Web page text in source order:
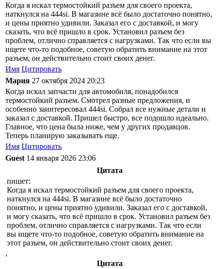
Когда я искал термостойкий разъем для своего проекта,
наткнулся на 444si. В магазине всё было достаточно понятно,
и цены приятно удивили. Заказал его с доставкой, и могу
сказать, что всё пришло в срок. Установил разъем без
проблем, отлично справляется с нагрузками. Так что если вы
ищете что-то подобное, советую обратить внимание на этот
разъем, он действительно стоит своих денег.
Имя Цитировать
Мария 27 октября 2024 20:23
Когда искал запчасти для автомобиля, понадобился
термостойкий разъем. Смотрел разные предложения, и
особенно заинтересовал 444si. Собрал все нужные детали и
заказал с доставкой. Пришел быстро, все подошло идеально.
Главное, что цена была ниже, чем у других продавцов.
Теперь планирую заказывать еще.
Имя Цитировать
Guest 14 января 2026 23:06
Цитата
пишет:
Когда я искал термостойкий разъем для своего проекта,
наткнулся на 444si. В магазине всё было достаточно
понятно, и цены приятно удивили. Заказал его с доставкой,
и могу сказать, что всё пришло в срок. Установил разъем без
проблем, отлично справляется с нагрузками. Так что если
вы ищете что-то подобное, советую обратить внимание на
этот разъем, он действительно стоит своих денег.
,
Цитата